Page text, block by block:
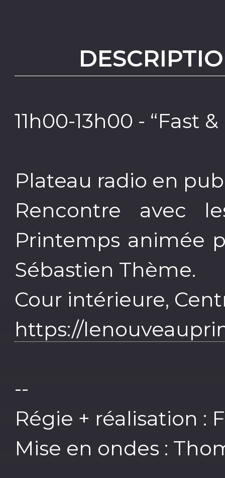
11h00-13h00 - “Fast
Plateau radio en
Rencontre avec
Printemps animée
Sébastien Thème.
Cour intérieure,
https://
--
Régie + réalisation :
Mise en ondes :